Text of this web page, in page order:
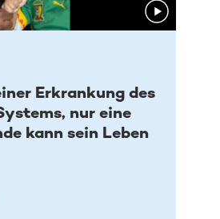
Erkrankung des
nur eine
kann sein Leben